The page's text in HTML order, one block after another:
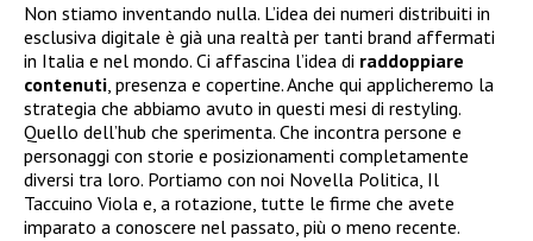
Non stiamo inventando nulla. L’idea dei numeri distribuiti in
esclusiva digitale è già una realtà per tanti brand affermati
in Italia e nel mondo. Ci affascina l’idea di raddoppiare
contenuti, presenza e copertine. Anche qui applicheremo la
strategia che abbiamo avuto in questi mesi di restyling.
Quello dell’hub che sperimenta. Che incontra persone e
personaggi con storie e posizionamenti completamente
diversi tra loro. Portiamo con noi Novella Politica, Il
Taccuino Viola e, a rotazione, tutte le firme che avete
imparato a conoscere nel passato, più o meno recente.